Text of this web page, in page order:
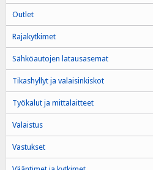
Outlet
Rajakytkimet
Sähköautojen latausasemat
Tikashyllyt ja valaisinkiskot
Työkalut ja mittalaitteet
Valaistus
Vastukset